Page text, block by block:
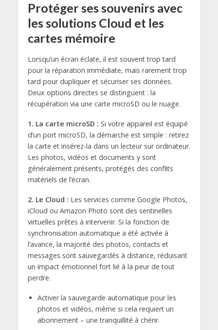
Protéger ses souvenirs avec
les solutions Cloud et les
cartes mémoire
Lorsqu’un écran éclate, il est souvent trop tard
pour la réparation immédiate, mais rarement trop
tard pour dupliquer et sécuriser ses données.
Deux options directes se distinguent : la
récupération via une carte microSD ou le nuage.
1. La carte microSD : Si votre appareil est équipé
d’un port microSD, la démarche est simple : retirez
la carte et insérez-la dans un lecteur sur ordinateur.
Les photos, vidéos et documents y sont
généralement présents, protégés des conflits
matériels de l’écran.
2. Le Cloud : Les services comme Google Photos,
iCloud ou Amazon Photo sont des sentinelles
virtuelles prêtes à intervenir. Si la fonction de
synchronisation automatique a été activée à
l’avance, la majorité des photos, contacts et
messages sont sauvegardés à distance, réduisant
un impact émotionnel fort lié à la peur de tout
perdre.
Activer la sauvegarde automatique pour les
photos et vidéos, même si cela requiert un
abonnement – une tranquillité à chérir.